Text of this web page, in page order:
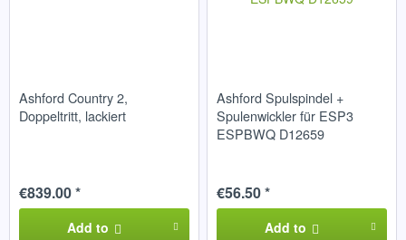
Ashford Country 2,
Doppeltritt, lackiert
€839.00 *
Add to
Ashford Spulspindel +
Spulenwickler für ESP3
ESPBWQ D12659
€56.50 *
Add to